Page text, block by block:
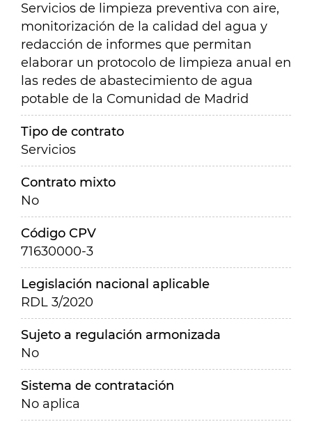
Servicios de limpieza preventiva con aire,
monitorización de la calidad del agua y
redacción de informes que permitan
elaborar un protocolo de limpieza anual en
las redes de abastecimiento de agua
potable de la Comunidad de Madrid
Tipo de contrato
Servicios
Contrato mixto
No
Código CPV
71630000-3
Legislación nacional aplicable
RDL 3/2020
Sujeto a regulación armonizada
No
Sistema de contratación
No aplica